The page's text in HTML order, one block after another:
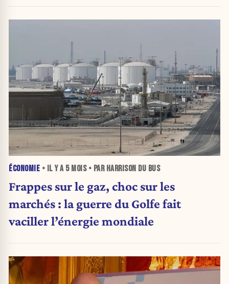
ÉCONOMIE • IL Y A 5 MOIS• PAR HARRISON DU BUS
Frappes sur le gaz, choc sur les
marchés : la guerre du Golfe fait
vaciller l’énergie mondiale